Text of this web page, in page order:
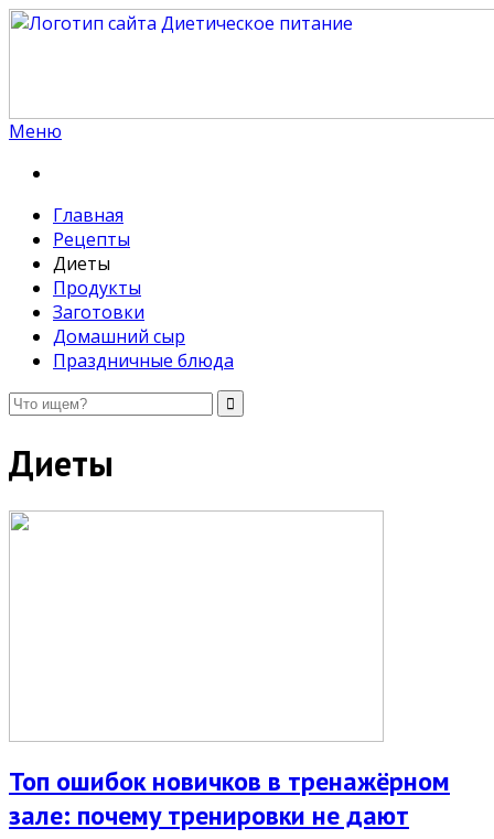
Меню
Главная
Рецепты
Диеты
Продукты
Заготовки
Домашний сыр
Праздничные блюда
Диеты
Топ ошибок новичков в тренажёрном
зале: почему тренировки не дают